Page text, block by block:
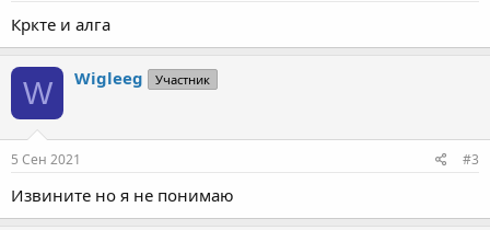
Кркте и алга
W Wigleeg Участник
5 Сен 2021 #3
Извините но я не понимаю